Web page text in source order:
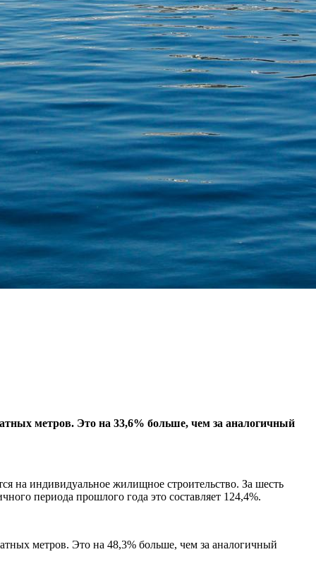
метров. Это на 33,6% больше, чем за аналогичный
на индивидуальное жилищное строительство. За шесть
периода прошлого года это составляет 124,4%.
метров. Это на 48,3% больше, чем за аналогичный